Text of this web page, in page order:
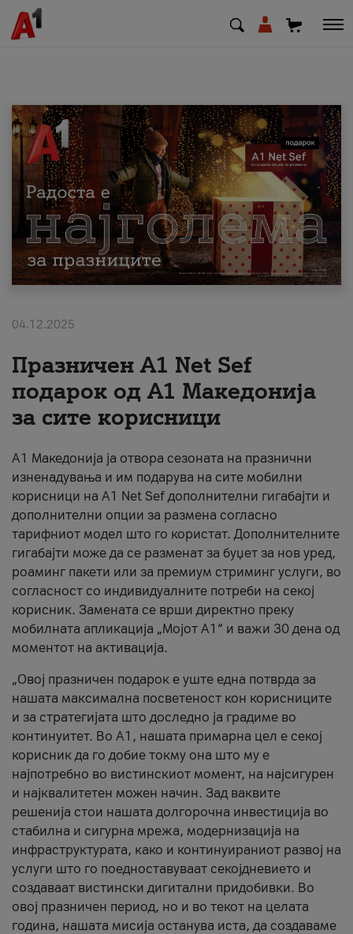
МК EN SQ
Приватни Деловни
Поддршка
Надополни кредит
За нас
#ПодобарОнлајн
04.12.2025
Празничен A1 Net Sеf
подарок од А1 Македонија
за сите корисници
А1 Македонија ја отвора сезоната на празнични
изненадувања и им подарува на сите мобилни
корисници на A1 Net Sef дополнителни гигабајти и
дополнителни опции за размена согласно
тарифниот модел што го користат. Дополнителните
гигабајти може да се разменат за буџет за нов уред,
роаминг пакети или за премиум стриминг услуги, во
согласност со индивидуалните потреби на секој
корисник. Замената се врши директно преку
мобилната апликација „Мојот А1“ и важи 30 дена од
моментот на активација.
„Овој празничен подарок е уште една потврда за
нашата максимална посветеност кон корисниците
и за стратегијата што доследно ја градиме во
континуитет. Во А1, нашата примарна цел е секој
корисник да го добие токму она што му е
најпотребно во вистинскиот момент, на најсигурен
и најквалитетен можен начин. Зад ваквите
решенија стои нашата долгорочна инвестиција во
стабилна и сигурна мрежа, модернизација на
инфраструктурата, како и континуираниот развој на
услуги што го поедноставуваат секојдневието и
создаваат вистински дигитални придобивки. Во
овој празничен период, но и во текот на целата
година, нашата мисија останува иста, да создаваме